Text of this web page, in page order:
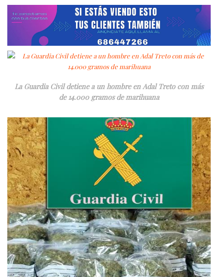
La Guardia Civil detiene a un hombre en Adal Treto con más
de 14.000 gramos de marihuana